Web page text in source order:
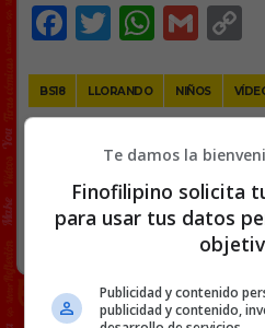
Facebook
Twitter
BS18 LLORANDO NIÑOS
NIÑOS 23 JULIO, 2020
Te damos la
Finofilipino solicita
para usar tus datos
Publicidad y contenido
publicidad y contenido,